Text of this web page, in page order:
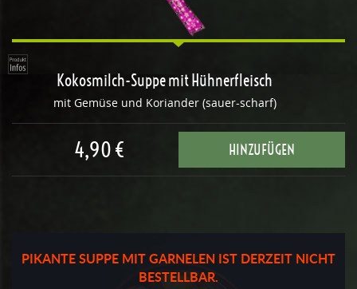
Kokosmilch-Suppe mit Hühnerfleisch
mit Gemüse und Koriander (sauer-scharf)
4,90 € HINZUFÜGEN
PIKANTE SUPPE MIT GARNELEN IST DERZEIT NICHT
BESTELLBAR.